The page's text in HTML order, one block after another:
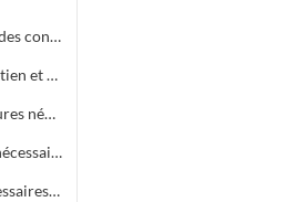
Subvention à la Caisse de secours mutuel des employés des contributions indirectes
Traité de gré à gré Enfance Ouvrière au Grand Air. Entretien et séjour de divers enfants au camps de Carnon et Masméjean
Traité de gré à gré avec Roussel Ferdinand pour fournitures nécessaires aux besoins de la cavalerie
Traité de gré à gré Lacroix Emmanuel pour fournitures nécessaires aux besoin de la cavalerie
Traité de gré à gré avec A. Chastel pour fournitures nécessaires aux besoins des services municipaux